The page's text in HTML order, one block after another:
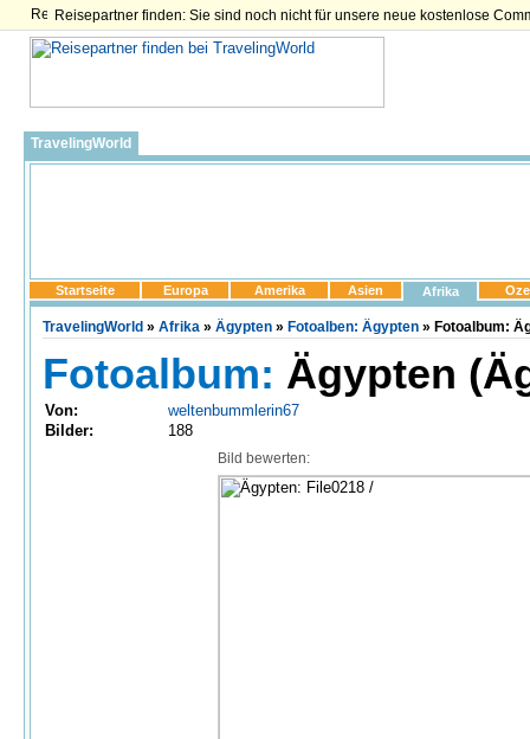
Reisepartner finden: Sie sind noch nicht für unsere neue kostenlose
TravelingWorld
Startseite Europa Amerika Asien Afrika
TravelingWorld » Afrika » Ägypten » Fotoalben: Ägypten » Fotoalbum:
Fotoalbum: Ägypten
Von:
weltenbummlerin67
Bilder:
188
Bild bewerten: